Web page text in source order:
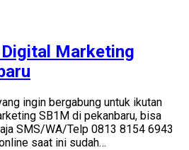
Marketing
ingin bergabung untuk ikutan
SB1M di pekanbaru, bisa
SMS/WA/Telp 0813 8154 6943
saat ini sudah…